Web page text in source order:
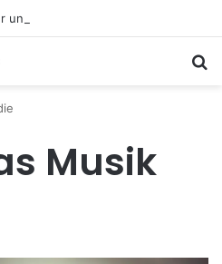
Musik